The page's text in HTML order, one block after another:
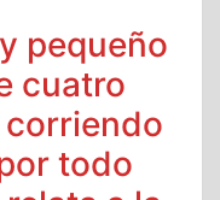
pequeño
cuatro
corriendo
todo